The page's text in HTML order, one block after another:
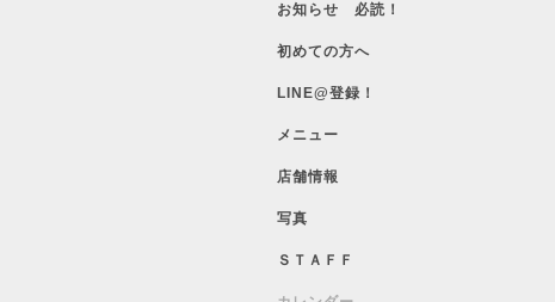
お知らせ 必読！
初めての方へ
LINE@登録！
メニュー
店舗情報
写真
ＳＴＡＦＦ